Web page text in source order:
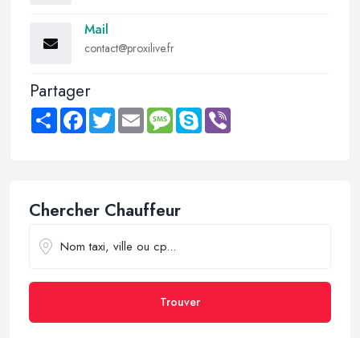
Mail
contact@proxilive.fr
Partager
Share FacebookTwitter Email MessageSkype
Chercher Chauffeur
Trouver